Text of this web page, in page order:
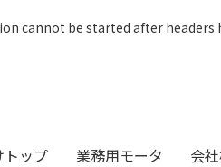
cannot be started after
ップ 業務用モータ 会